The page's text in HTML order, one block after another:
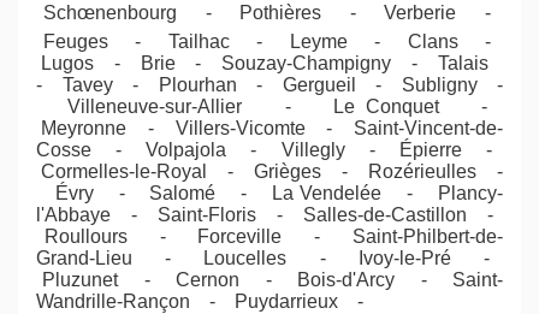
Schœnenbourg - Pothières - Verberie -
Feuges - Tailhac - Leyme - Clans -
Lugos - Brie - Souzay-Champigny - Talais
- Tavey - Plourhan - Gergueil - Subligny -
Villeneuve-sur-Allier - Le Conquet -
Meyronne - Villers-Vicomte - Saint-Vincent-de-
Cosse - Volpajola - Villegly - Épierre -
Cormelles-le-Royal - Grièges - Rozérieulles -
Évry - Salomé - La Vendelée - Plancy-
l'Abbaye - Saint-Floris - Salles-de-Castillon -
Roullours - Forceville - Saint-Philbert-de-
Grand-Lieu - Loucelles - Ivoy-le-Pré -
Pluzunet - Cernon - Bois-d'Arcy - Saint-
Wandrille-Rançon - Puydarrieux -